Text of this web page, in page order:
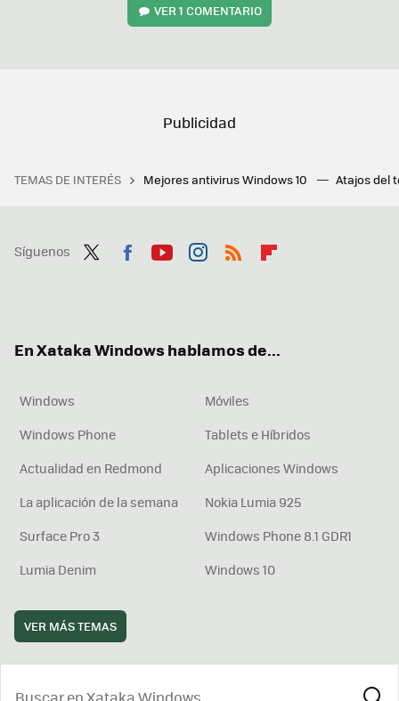
VER1 COMENTARIO
TEMAS DE INTERÉS Mejores antivirus Windows 10 Atajos del
Síguenos
En Xataka Windows hablamos de...
Windows
Móviles
Windows Phone
Tablets e Híbridos
Actualidad en Redmond
Aplicaciones Windows
La aplicación de la semana
Nokia Lumia 925
Surface Pro 3
Windows Phone 8.1 GDR1
Lumia Denim
Windows 10
VER MÁS TEMAS